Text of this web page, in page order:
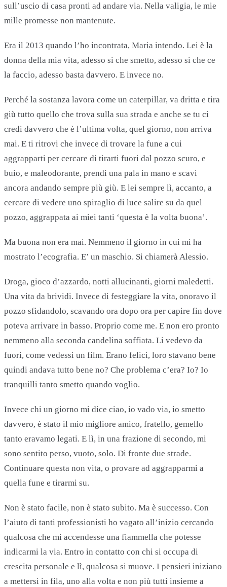
sull’uscio di casa pronti ad andare via. Nella valigia, le mie
mille promesse non mantenute.
Era il 2013 quando l’ho incontrata, Maria intendo. Lei è la
donna della mia vita, adesso si che smetto, adesso si che ce
la faccio, adesso basta davvero. E invece no.
Perché la sostanza lavora come un caterpillar, va dritta e tira
giù tutto quello che trova sulla sua strada e anche se tu ci
credi davvero che è l’ultima volta, quel giorno, non arriva
mai. E ti ritrovi che invece di trovare la fune a cui
aggrapparti per cercare di tirarti fuori dal pozzo scuro, e
buio, e maleodorante, prendi una pala in mano e scavi
ancora andando sempre più giù. E lei sempre lì, accanto, a
cercare di vedere uno spiraglio di luce salire su da quel
pozzo, aggrappata ai miei tanti ‘questa è la volta buona’.
Ma buona non era mai. Nemmeno il giorno in cui mi ha
mostrato l’ecografia. E’ un maschio. Si chiamerà Alessio.
Droga, gioco d’azzardo, notti allucinanti, giorni maledetti.
Una vita da brividi. Invece di festeggiare la vita, onoravo il
pozzo sfidandolo, scavando ora dopo ora per capire fin dove
poteva arrivare in basso. Proprio come me. E non ero pronto
nemmeno alla seconda candelina soffiata. Li vedevo da
fuori, come vedessi un film. Erano felici, loro stavano bene
quindi andava tutto bene no? Che problema c’era? Io? Io
tranquilli tanto smetto quando voglio.
Invece chi un giorno mi dice ciao, io vado via, io smetto
davvero, è stato il mio migliore amico, fratello, gemello
tanto eravamo legati. E lì, in una frazione di secondo, mi
sono sentito perso, vuoto, solo. Di fronte due strade.
Continuare questa non vita, o provare ad aggrapparmi a
quella fune e tirarmi su.
Non è stato facile, non è stato subito. Ma è successo. Con
l’aiuto di tanti professionisti ho vagato all’inizio cercando
qualcosa che mi accendesse una fiammella che potesse
indicarmi la via. Entro in contatto con chi si occupa di
crescita personale e lì, qualcosa si muove. I pensieri iniziano
a mettersi in fila, uno alla volta e non più tutti insieme a